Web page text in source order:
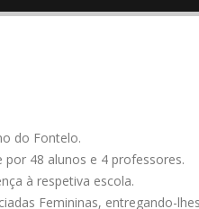
do Fontelo.
por 48 alunos e 4 professores.
à respetiva escola.
Femininas, entregando-
Manuais Escolares
Agosto 5, 2026